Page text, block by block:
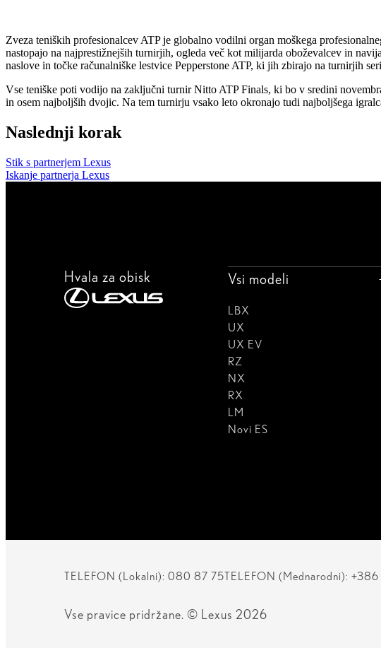
Zveza teniških profesionalcev ATP je globalno vodilni organ moškega
nastopajo na najprestižnejših turnirjih, ogleda več kot milijarda oboževalcev in
naslove in točke računalniške lestvice Pepperstone ATP, ki jih zbirajo na turnirjih
Vse teniške poti vodijo na zaključni turnir Nitto ATP Finals, ki bo v sredini
in osem najboljših dvojic. Na tem turnirju vsako leto okronajo tudi najboljšega
Naslednji korak
Stik s partnerjem Lexus
Iskanje partnerja Lexus
Hvala za obisk Vsi modeli
LBX
UX
UX EV
RZ
NX
RX
LM
Novi ES
TELEFON (Lokalni): 080 87 75TELEFON (Mednarodni):
Vse pravice pridržane. © Lexus 2026